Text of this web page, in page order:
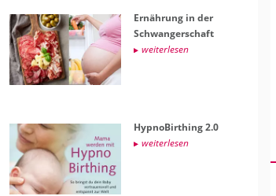
Er­näh­rung in der
Schwan­ger­schaft
wei­ter­le­sen
Hyp­no­Bir­thing 2.0
wei­ter­le­sen